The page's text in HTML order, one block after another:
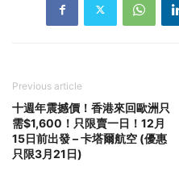
Previous article
十週年震撼價！香港來回歐洲只
需$1,600！只限賣一日！12月
15日前出發 – 卡塔爾航空 (優惠
只限3月21日)